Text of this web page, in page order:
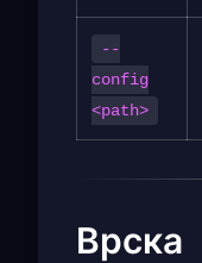
--
config
<path>
Врска